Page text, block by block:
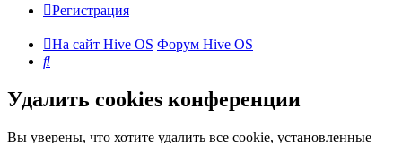
Регистрация
На сайт Hive OS Форум Hive OS
Поиск
Удалить cookies конференции
Вы уверены, что хотите удалить все cookie, установленные